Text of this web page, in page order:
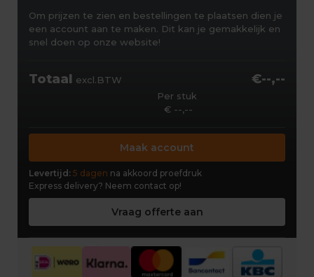
Om prijzen te zien en bestellingen te plaatsen dien je
een account aan te maken. Dit kan je gemakkelijk en
snel doen op onze website!
Totaal excl.BTW €--,--
Per stuk
€ --,--
Maak account
Levertijd: 5 dagen na akkoord proefdruk
Express delivery? Neem contact op!
Vraag offerte aan